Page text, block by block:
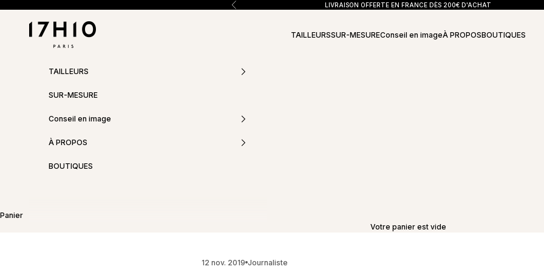
Précédent LIVRAISON OFFERTE EN FRANCE DÈS 200€ D'ACHAT
17h10
TAILLEURSSUR-MESUREConseil en imageÀ PROPOSBOUTIQUES
TAILLEURS
SUR-MESURE
Conseil en image
À PROPOS
BOUTIQUES
Panier
Votre panier est vide
12 nov. 2019 Journaliste